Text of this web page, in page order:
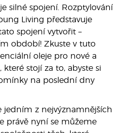
silné spojení. Rozptylování
Living představuje
spojení vytvořit –
období! Zkuste v tuto
oleje pro nové a
stojí za to, abyste si
na poslední dny
jedním z nejvýznamnějších
právě nyní se můžeme